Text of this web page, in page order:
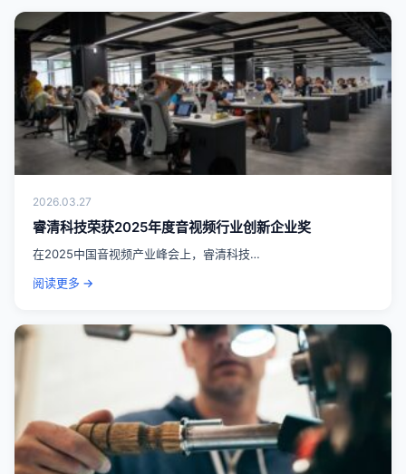
2026.03.27
睿清科技荣获2025年度音视频行业创新企业奖
在2025中国音视频产业峰会上，睿清科技…
阅读更多 →